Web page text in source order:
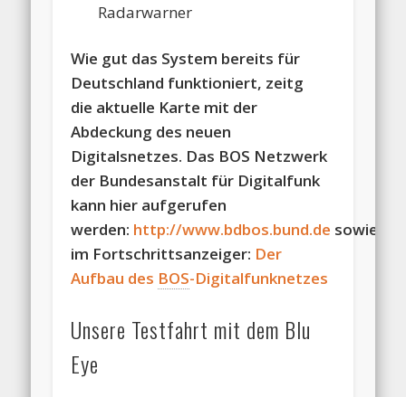
Radarwarner
Wie gut das System bereits für
Deutschland funktioniert, zeitg
die aktuelle Karte mit der
Abdeckung des neuen
Digitalsnetzes. Das BOS Netzwerk
der Bundesanstalt für Digitalfunk
kann hier aufgerufen
werden: http://www.bdbos.bund.de sowie
im Fortschrittsanzeiger: Der
Aufbau des BOS-Digitalfunknetzes
Unsere Testfahrt mit dem Blu
Eye